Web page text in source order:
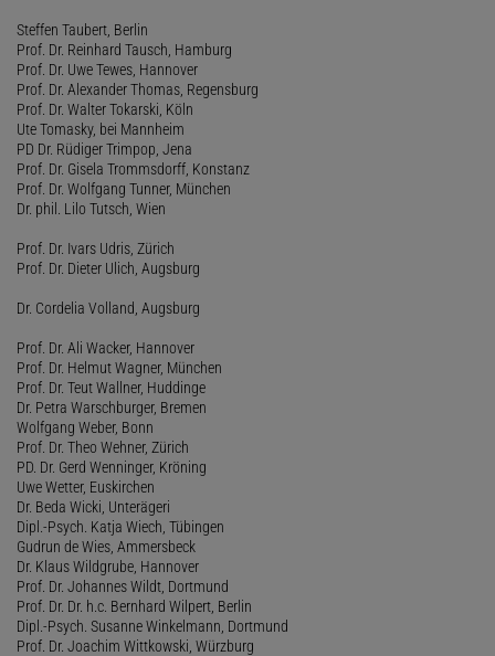
Steffen Taubert, Berlin
Prof. Dr. Reinhard Tausch, Hamburg
Prof. Dr. Uwe Tewes, Hannover
Prof. Dr. Alexander Thomas, Regensburg
Prof. Dr. Walter Tokarski, Köln
Ute Tomasky, bei Mannheim
PD Dr. Rüdiger Trimpop, Jena
Prof. Dr. Gisela Trommsdorff, Konstanz
Prof. Dr. Wolfgang Tunner, München
Dr. phil. Lilo Tutsch, Wien
Prof. Dr. Ivars Udris, Zürich
Prof. Dr. Dieter Ulich, Augsburg
Dr. Cordelia Volland, Augsburg
Prof. Dr. Ali Wacker, Hannover
Prof. Dr. Helmut Wagner, München
Prof. Dr. Teut Wallner, Huddinge
Dr. Petra Warschburger, Bremen
Wolfgang Weber, Bonn
Prof. Dr. Theo Wehner, Zürich
PD. Dr. Gerd Wenninger, Kröning
Uwe Wetter, Euskirchen
Dr. Beda Wicki, Unterägeri
Dipl.-Psych. Katja Wiech, Tübingen
Gudrun de Wies, Ammersbeck
Dr. Klaus Wildgrube, Hannover
Prof. Dr. Johannes Wildt, Dortmund
Prof. Dr. Dr. h.c. Bernhard Wilpert, Berlin
Dipl.-Psych. Susanne Winkelmann, Dortmund
Prof. Dr. Joachim Wittkowski, Würzburg